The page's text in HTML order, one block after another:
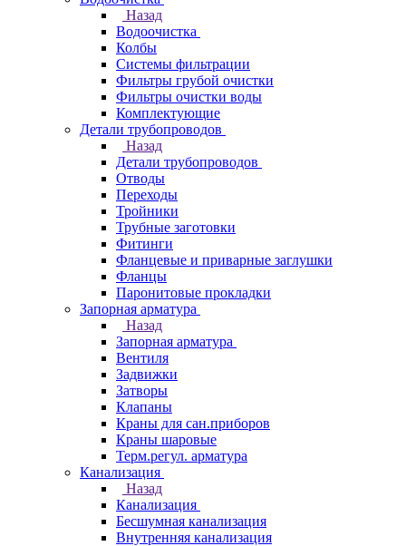
Назад
Водоочистка
Колбы
Системы фильтрации
Фильтры грубой очистки
Фильтры очистки воды
Комплектующие
Детали трубопроводов
Назад
Детали трубопроводов
Отводы
Переходы
Тройники
Трубные заготовки
Фитинги
Фланцевые и приварные заглушки
Фланцы
Паронитовые прокладки
Запорная арматура
Назад
Запорная арматура
Вентиля
Задвижки
Затворы
Клапаны
Краны для сан.приборов
Краны шаровые
Терм.регул. арматура
Канализация
Назад
Канализация
Бесшумная канализация
Внутренняя канализация